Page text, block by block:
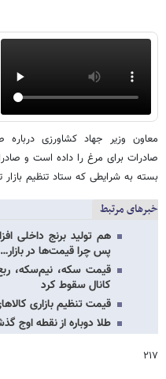
معاون وزیر جهاد کشاورزی
صادرات برای مرغ را داده است و
بسته به شرایطی که ستاد تنظیم بازار
خبرهای مرتبط
هم تولید برنج داخلی
پس چرا قیمت‌ها در بازار…
کانال سقوط کرد
قیمت تنظیم بازاری
طلا دوباره از نقطه اوج گذشت/
۲۱۷